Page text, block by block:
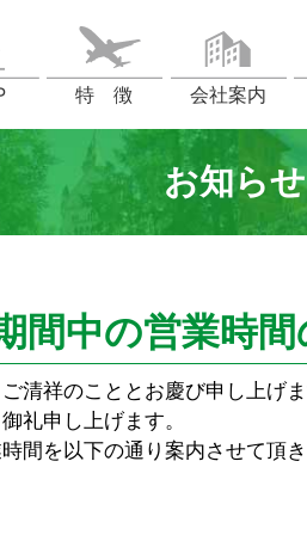
特 徴 会社案内
お知らせ
間中の営業時
清祥のこととお慶び申し上げま
礼申し上げます。
間を以下の通り案内させて頂き